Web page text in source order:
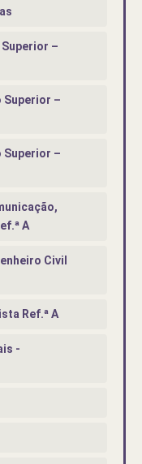
–
Superior –
Superior –
A
Civil
Ref.ª A
-